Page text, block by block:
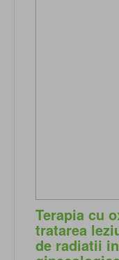
Terapia cu
tratarea
de radiatii